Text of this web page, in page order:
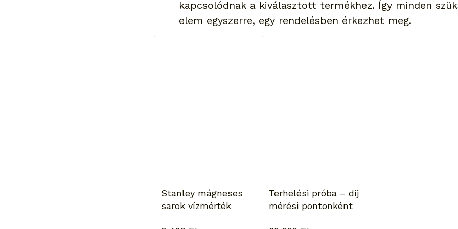
kapcsolódnak a kiválasztott termékhez. Így minden
elem egyszerre, egy rendelésben érkezhet meg.
Stanley mágneses
sarok vízmérték
Terhelési próba – díj
mérési pontonként